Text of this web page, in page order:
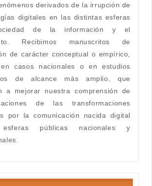
derivados de la irrupción de
digitales en las distintas esferas
de la información y el
Recibimos manuscritos de
de carácter conceptual o empírico,
casos nacionales o en estudios
de alcance más amplio, que
a mejorar nuestra comprensión de
de las transformaciones
por la comunicación nacida digital
públicas nacionales y